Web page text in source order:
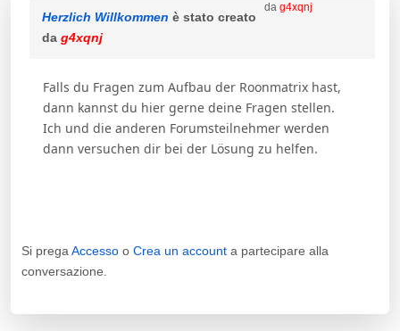
da g4xqnj
Herzlich Willkommen è stato creato
da g4xqnj
Falls du Fragen zum Aufbau der Roonmatrix hast,
dann kannst du hier gerne deine Fragen stellen.
Ich und die anderen Forumsteilnehmer werden
dann versuchen dir bei der Lösung zu helfen.
Si pregaAccesso o Crea un account a partecipare alla
conversazione.